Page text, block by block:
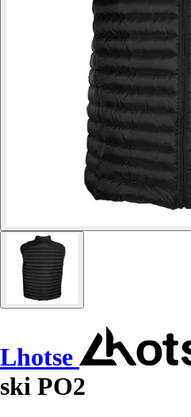
Lhotse
ski PO2